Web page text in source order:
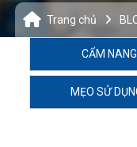
Trang chủ
CẨM
MẸO SỬ